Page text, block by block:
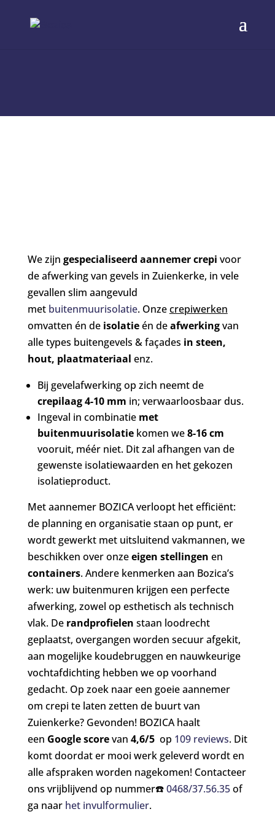
We zijn gespecialiseerd aannemer crepi voor
de afwerking van gevels in Zuienkerke, in vele
gevallen slim aangevuld
met buitenmuurisolatie. Onzecrepiwerken
omvatten én deisolatieén deafwerkingvan
alle types buitengevels & façades in steen,
hout, plaatmateriaal enz.
Bij gevelafwerking op zich neemt de
crepilaag 4-10 mm in; verwaarloosbaar dus.
Ingeval in combinatie met
buitenmuurisolatiekomen we8-16 cm
vooruit, méér niet. Dit zal afhangen van de
gewenste isolatiewaarden en het gekozen
isolatieproduct.
Met aannemer BOZICA verloopt het efficiënt:
de planning en organisatie staan op punt, er
wordt gewerkt met uitsluitend vakmannen, we
beschikken over onzeeigen stellingen en
containers. Andere kenmerken aan Bozica’s
werk: uw buitenmuren krijgen een perfecte
afwerking, zowel op esthetisch als technisch
vlak. De randprofielen staan loodrecht
geplaatst, overgangen worden secuur afgekit,
aan mogelijke koudebruggen en nauwkeurige
vochtafdichting hebben we op voorhand
gedacht. Op zoek naar een goeie aannemer
om crepi te laten zetten de buurt van
Zuienkerke? Gevonden! BOZICA haalt
een Google scorevan 4,6/5 op 109 reviews. Dit
komt doordat er mooi werk geleverd wordt en
alle afspraken worden nagekomen! Contacteer
ons vrijblijvend op nummer☎️0468/37.56.35of
ga naar het invulformulier.